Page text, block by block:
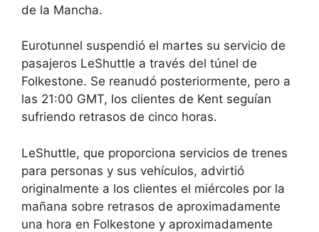
de la Mancha.
Eurotunnel suspendió el martes su servicio de
pasajeros LeShuttle a través del túnel de
Folkestone. Se reanudó posteriormente, pero a
las 21:00 GMT, los clientes de Kent seguían
sufriendo retrasos de cinco horas.
LeShuttle, que proporciona servicios de trenes
para personas y sus vehículos, advirtió
originalmente a los clientes el miércoles por la
mañana sobre retrasos de aproximadamente
una hora en Folkestone y aproximadamente